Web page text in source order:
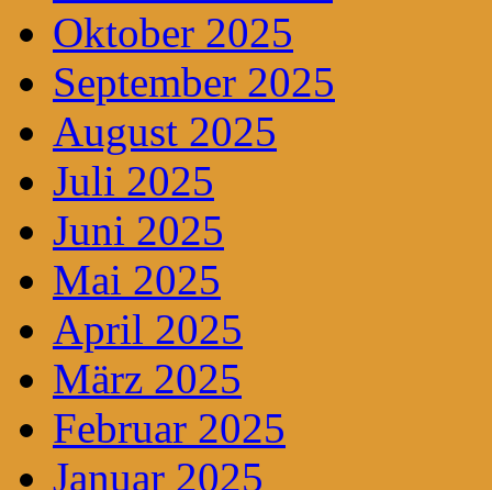
Oktober 2025
September 2025
August 2025
Juli 2025
Juni 2025
Mai 2025
April 2025
März 2025
Februar 2025
Januar 2025